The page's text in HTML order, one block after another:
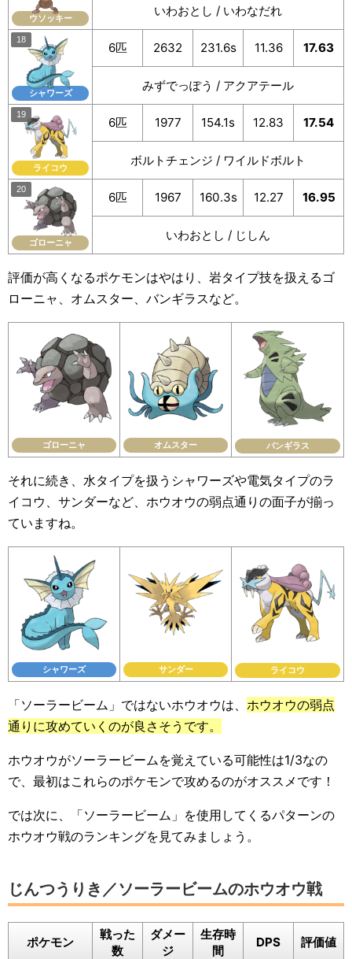
ウソッキー
いわおとし / いわなだれ
シャワーズ
6匹 2632 231.6s 11.36 17.63
みずでっぽう / アクアテール
ライコウ
6匹 1977 154.1s 12.83 17.54
ボルトチェンジ / ワイルドボルト
ゴローニャ
6匹 1967 160.3s 12.27 16.95
いわおとし / じしん
評価が高くなるポケモンはやはり、岩タイプ技を扱えるゴ
ローニャ、オムスター、バンギラスなど。
ゴローニャ オムスター バンギラス
それに続き、水タイプを扱うシャワーズや電気タイプのラ
イコウ、サンダーなど、ホウオウの弱点通りの面子が揃っ
ていますね。
シャワーズ サンダー ライコウ
「ソーラービーム」ではないホウオウは、 ホウオウの弱点
通りに攻めていくのが良さそうです。
ホウオウがソーラービームを覚えている可能性は1/3なの
で、最初はこれらのポケモンで攻めるのがオススメです！
では次に、「ソーラービーム」を使用してくるパターンの
ホウオウ戦のランキングを見てみましょう。
じんつうりき／ソーラービームのホウオウ戦
ポケモン
戦った
数
ダメー
ジ
生存時
間
DPS 評価値